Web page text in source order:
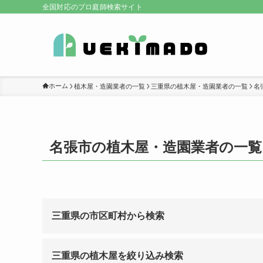
全国対応のプロ庭師検索サイト
ホーム 植木屋・造園業者の一覧 三重県の植木屋・造園業者の一覧 名
名張市の植木屋・造園業者の一覧
三重県の市区町村から検索
三重県の植木屋を絞り込み検索